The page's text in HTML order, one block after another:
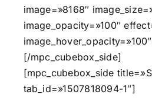
image=»8168″
image_opacity=»100″
[/mpc_cubebox_side]
[mpc_cubebox_side
tab_id=»1507818094-1″]